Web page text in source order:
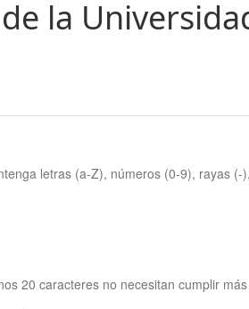
la
letras (a-Z), números (0-9), rayas (-),
20 caracteres no necesitan cumplir más